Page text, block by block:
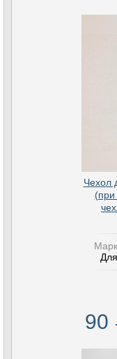
Чехол
(при
90